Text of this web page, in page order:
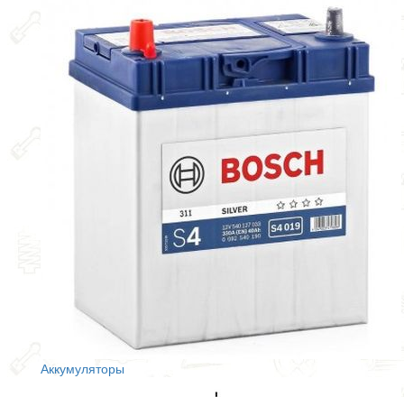
Аккумуляторы